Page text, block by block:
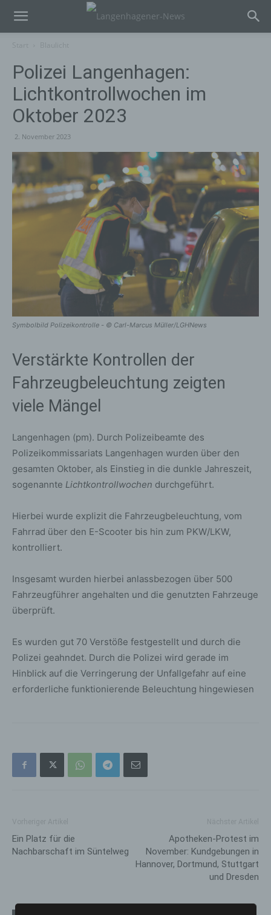
Polizei Langenhagen:
Lichtkontrollwochen im
Oktober 2023
2. November 2023
Symbolbild Polizeikontrolle - © Carl-Marcus Müller/LGHNews
Verstärkte Kontrollen der
Fahrzeugbeleuchtung zeigten
viele Mängel
Langenhagen (pm). Durch Polizeibeamte des
Polizeikommissariats Langenhagen wurden über den
gesamten Oktober, als Einstieg in die dunkle Jahreszeit,
sogenannte Lichtkontrollwochen durchgeführt.
Hierbei wurde explizit die Fahrzeugbeleuchtung, vom
Fahrrad über den E-Scooter bis hin zum PKW/LKW,
kontrolliert.
Insgesamt wurden hierbei anlassbezogen über 500
Fahrzeugführer angehalten und die genutzten Fahrzeuge
überprüft.
Es wurden gut 70 Verstöße festgestellt und durch die
Polizei geahndet. Durch die Polizei wird gerade im
Hinblick auf die Verringerung der Unfallgefahr auf eine
erforderliche funktionierende Beleuchtung hingewiesen
Ein Platz für die
Nachbarschaft im Süntelweg
Apotheken-Protest im
November: Kundgebungen in
Hannover, Dortmund, Stuttgart
und Dresden